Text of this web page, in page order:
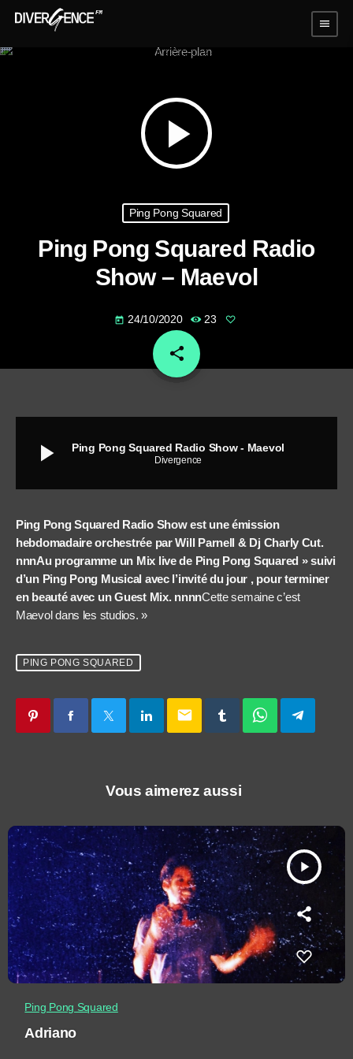
menu
play_arrow
Ping Pong Squared
Ping Pong Squared Radio
Show – Maevol
today 24/10/2020 23
share
email
play_arrow Ping Pong Squared Radio Show - Maevol
Divergence
Ping Pong Squared Radio Show est une émission
hebdomadaire orchestrée par Will Parnell & Dj Charly Cut.
nnnAu programme un Mix live de Ping Pong Squared » suivi
d’un Ping Pong Musical avec l’invité du jour , pour terminer
en beauté avec un Guest Mix. nnnnCette semaine c’est
Maevol dans les studios. »
PING PONG SQUARED
email
Vous aimerez aussi
play_arrow
Ping Pong Squared
Adriano